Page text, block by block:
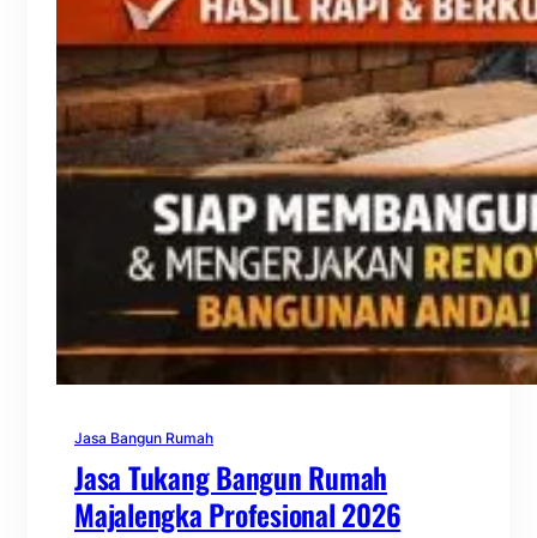
Jasa Bangun Rumah
Jasa Tukang Bangun Rumah
Majalengka Profesional 2026